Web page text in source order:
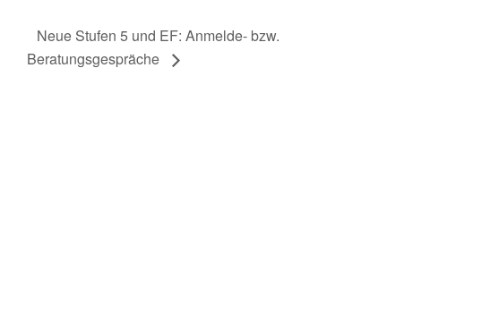
Neue Stufen 5 und EF: Anmelde- bzw.
Beratungsgespräche